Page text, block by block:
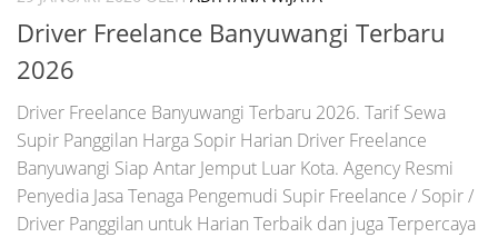
Driver Freelance Banyuwangi Terbaru
2026
Driver Freelance Banyuwangi Terbaru 2026. Tarif Sewa
Supir Panggilan Harga Sopir Harian Driver Freelance
Banyuwangi Siap Antar Jemput Luar Kota. Agency Resmi
Penyedia Jasa Tenaga Pengemudi Supir Freelance / Sopir /
Driver Panggilan untuk Harian Terbaik dan juga Terpercaya